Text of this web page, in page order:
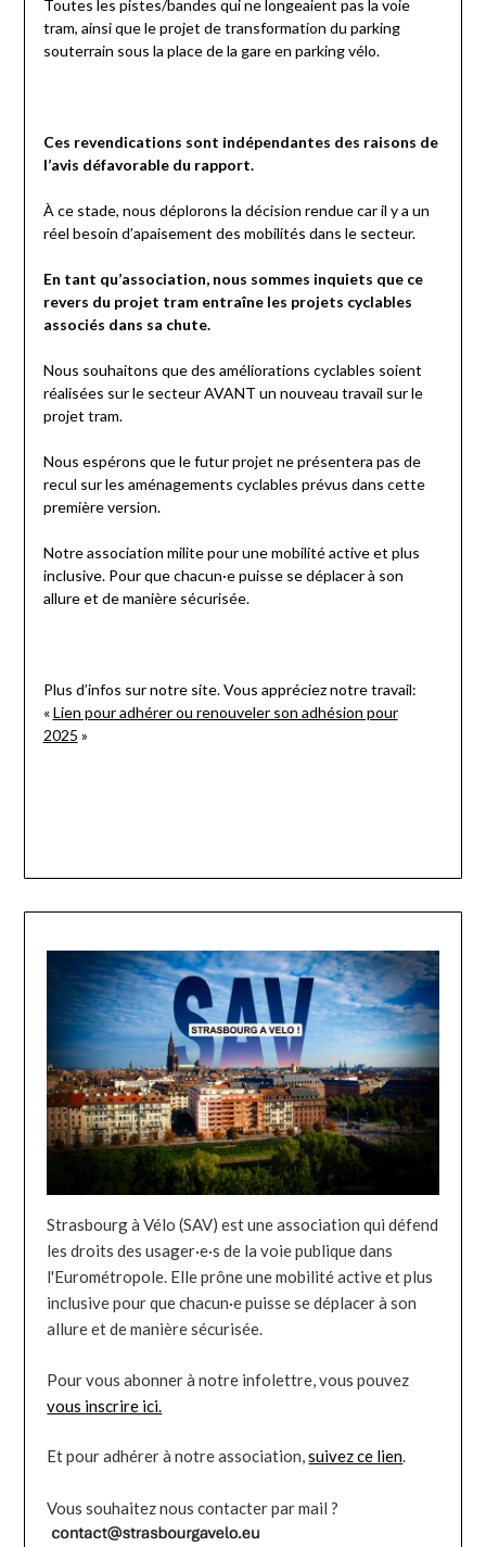
Toutes les pistes/bandes qui ne longeaient pas la voie
tram, ainsi que le projet de transformation du parking
souterrain sous la place de la gare en parking vélo.
Ces revendications sont indépendantes des raisons de
l’avis défavorable du rapport.
À ce stade, nous déplorons la décision rendue car il y a un
réel besoin d’apaisement des mobilités dans le secteur.
En tant qu’association, nous sommes inquiets que ce
revers du projet tram entraîne les projets cyclables
associés dans sa chute.
Nous souhaitons que des améliorations cyclables soient
réalisées sur le secteur AVANT un nouveau travail sur le
projet tram.
Nous espérons que le futur projet ne présentera pas de
recul sur les aménagements cyclables prévus dans cette
première version.
Notre association milite pourune mobilité active et plus
inclusive. Pour que chacun·e puisse se déplacer à son
allure et de manière sécurisée.
Plus d’infos sur notre site. Vous appréciez notre travail:
«Lien pour adhérer ou renouveler son adhésion pour
2025 »
Strasbourg à Vélo (SAV) est une association qui défend
les droits des usager·e·s de la voie publique dans
l'Eurométropole. Elle prône une mobilité active et plus
inclusive pour que chacun·e puisse se déplacer à son
allure et de manière sécurisée.
Pour vous abonner à notre infolettre, vous pouvez
vous inscrire ici.
Et pour adhérer à notre association,suivez ce lien.
Vous souhaitez nous contacter par mail ?